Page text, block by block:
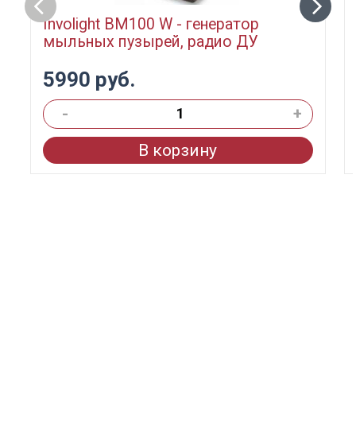
Involight BM100 W - генератор
мыльных пузырей, радио ДУ
5990 руб.
-
+
В корзину